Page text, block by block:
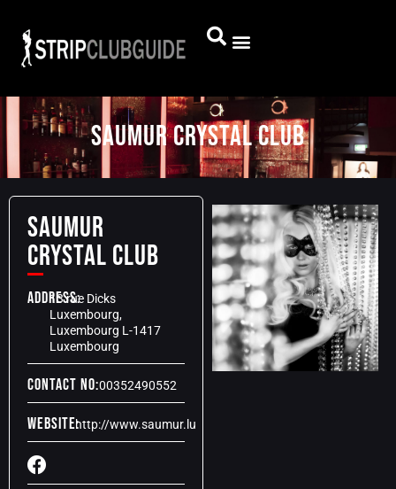
SAUMUR CRYSTAL CLUB
SAUMUR
CRYSTAL CLUB
Address:
13 rue Dicks
Luxembourg,
Luxembourg L-1417
Luxembourg
Contact No:00352490552
Website:http://www.saumur.lu